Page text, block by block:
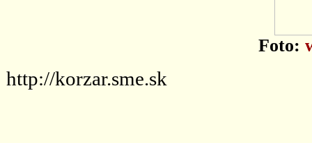
Foto:
http://korzar.sme.sk